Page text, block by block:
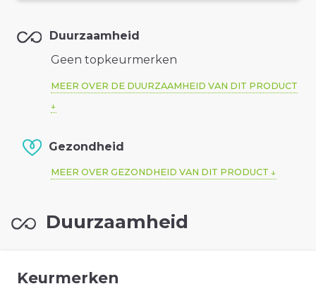
Duurzaamheid
Geen topkeurmerken
MEER OVER DE DUURZAAMHEID VAN DIT PRODUCT
Gezondheid
MEER OVER GEZONDHEID VAN DIT PRODUCT
Duurzaamheid
Keurmerken